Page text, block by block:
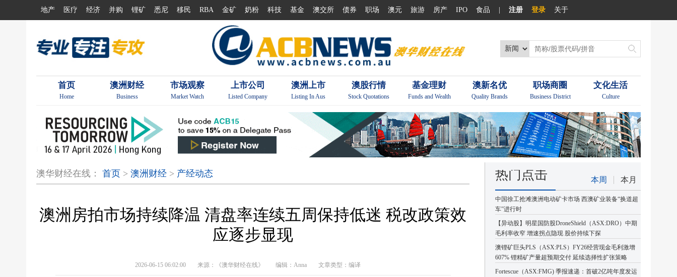
地产 医疗 经济 并购 锂矿 悉尼 移民 RBA 金矿 奶粉 科技 基金 澳交所 债券 职场 澳元 旅游 房产 IPO 食品 注册 登录 关于
首页
Home
澳洲财经
Business
市场观察
Market Watch
上市公司
Listed Company
澳洲上市
Listing In Aus
澳股行情
Stock Quotations
基金理财
Funds and Wealth
澳新名优
Quality Brands
职场商圈
Business District
文化生活
Culture
澳华财经在线： 首页 > 澳洲财经 > 产经动态
澳洲房拍市场持续降温 清盘率连续五周保持低迷 税改政策效
应逐步显现
2026-06-15 06:02:00 来源：《澳华财经在线》 编辑：Anna 文章类型：编译
热门点击 本周 本月
中国徐工抢滩澳洲电动矿卡市场 西澳矿业装备“换道超
车”进行时
【异动股】明星国防股DroneShield（ASX:DRO）中期
毛利率收窄 增速拐点隐现 股价持续下探
澳锂矿巨头PLS（ASX:PLS）FY26经营现金毛利激增
607% 锂精矿产量超预期交付 延续选择性扩张策略
Fortescue（ASX:FMG) 季报速递：首破2亿吨年度发运